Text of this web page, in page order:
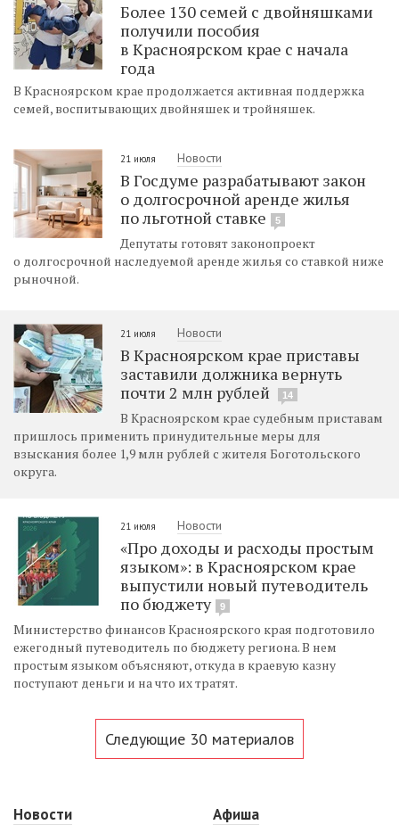
Более 130 семей с двойняшками
получили пособия
в Красноярском крае с начала
года
В Красноярском крае продолжается активная поддержка
семей, воспитывающих двойняшек и тройняшек.
21 июля Новости
В Госдуме разрабатывают закон
о долгосрочной аренде жилья
по льготной ставке
5
Депутаты готовят законопроект
о долгосрочной наследуемой аренде жилья со ставкой ниже
рыночной.
21 июля Новости
В Красноярском крае приставы
заставили должника вернуть
почти 2 млн рублей
14
В Красноярском крае судебным приставам
пришлось применить принудительные меры для
взыскания более 1,9 млн рублей с жителя Боготольского
округа.
21 июля Новости
«Про доходы и расходы простым
языком»: в Красноярском крае
выпустили новый путеводитель
по бюджету
9
Министерство финансов Красноярского края подготовило
ежегодный путеводитель по бюджету региона. В нем
простым языком объясняют, откуда в краевую казну
поступают деньги и на что их тратят.
Следующие 30 материалов
Новости
Афиша